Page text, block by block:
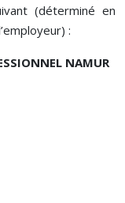
(déterminé en
:
NAMUR